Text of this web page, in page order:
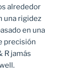
alrededor
una rigidez
en una
precisión
R jamás